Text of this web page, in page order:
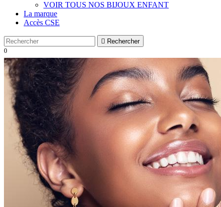
VOIR TOUS NOS BIJOUX ENFANT
La marque
Accès CSE
 Rechercher
0